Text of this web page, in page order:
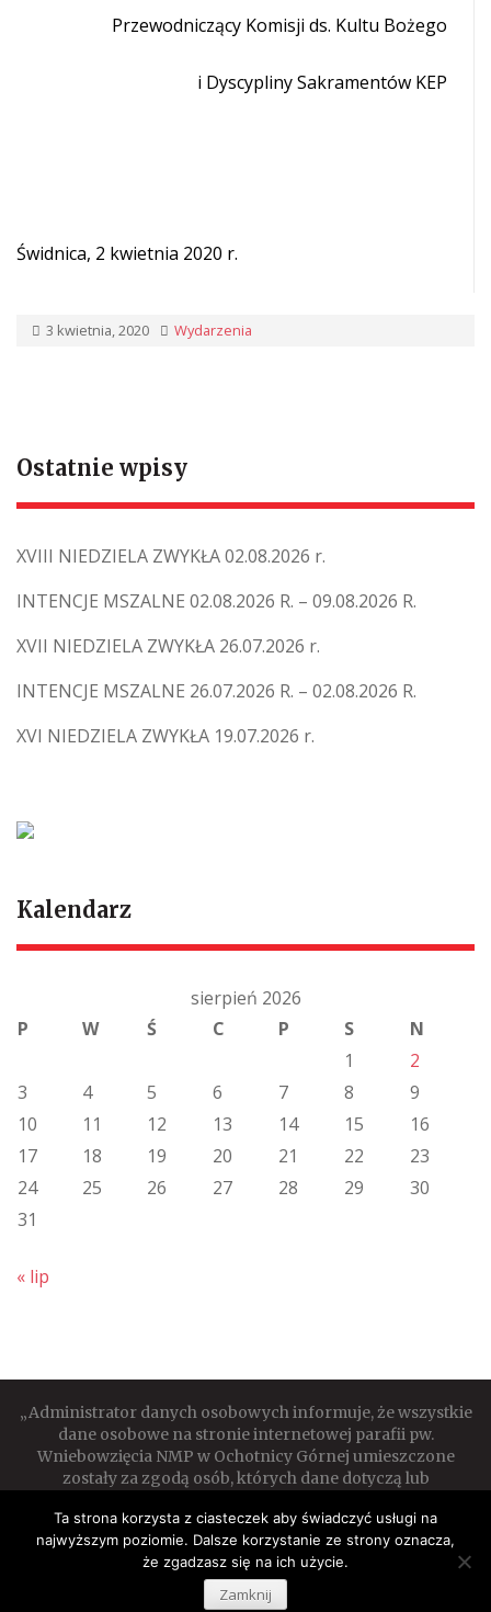
Przewodniczący Komisji ds. Kultu Bożego
i Dyscypliny Sakramentów KEP
Świdnica, 2 kwietnia 2020 r.
3 kwietnia, 2020 Wydarzenia
Ostatnie wpisy
XVIII NIEDZIELA ZWYKŁA 02.08.2026 r.
INTENCJE MSZALNE 02.08.2026 R. – 09.08.2026 R.
XVII NIEDZIELA ZWYKŁA 26.07.2026 r.
INTENCJE MSZALNE 26.07.2026 R. – 02.08.2026 R.
XVI NIEDZIELA ZWYKŁA 19.07.2026 r.
Kalendarz
sierpień 2026
P
W Ś C P S
N
1
2
3
4 5 6 7 8
9
10
11 12 13 14 15
16
17
18 19 20 21 22
23
24
25 26 27 28 29
30
31
« lip
„Administrator danych osobowych informuje, że wszystkie
dane osobowe na stronie internetowej parafii pw.
Wniebowzięcia NMP w Ochotnicy Górnej umieszczone
zostały za zgodą osób, których dane dotyczą lub
Copyright © 2026Parafia Ochotnica Górna
Realizacja oraz opieka nad stroną:
Ta strona korzysta z ciasteczek aby świadczyć usługi na
najwyższym poziomie. Dalsze korzystanie ze strony oznacza,
że zgadzasz się na ich użycie.
Zamknij